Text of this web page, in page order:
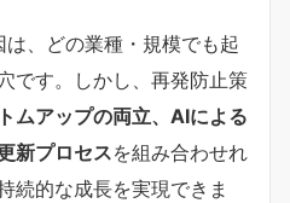
、どの業種・規模でも起
です。しかし、再発防止策
ムアップの両立、AIによる
新プロセスを組み合わせれ
続的な成長を実現できま